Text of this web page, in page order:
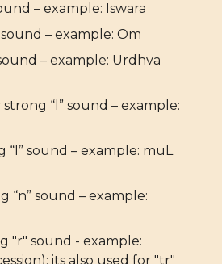
– example: Iswara
– example: Om
– example: Urdhva
“l” sound – example:
“l” sound – example: muL
“n” sound – example:
"r" sound - example:
its also used for "tr"